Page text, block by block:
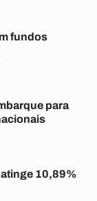
fundos
para
10,89%